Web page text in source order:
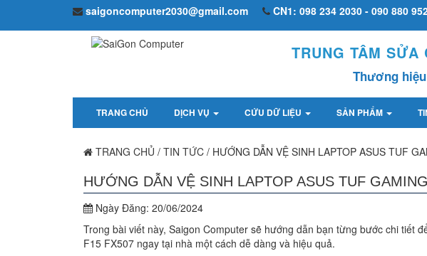
saigoncomputer2030@gmail.com CN1: 098 234 2030 - 090 880
TRUNG TÂM
Thương
TRANG CHỦ DỊCH VỤ CỨU DỮ LIỆU SẢN PHẨM
TRANG CHỦ / TIN TỨC / HƯỚNG DẪN VỆ SINH LAPTOP ASUS TUF
HƯỚNG DẪN VỆ SINH LAPTOP ASUS TUF
Ngày Đăng: 20/06/2024
Trong bài viết này, Saigon Computer sẽ hướng dẫn bạn từng bước chi tiết
F15 FX507 ngay tại nhà một cách dễ dàng và hiệu quả.